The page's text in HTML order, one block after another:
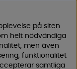
på siten
helt nödvändiga
men även
funktionalitet
samtliga